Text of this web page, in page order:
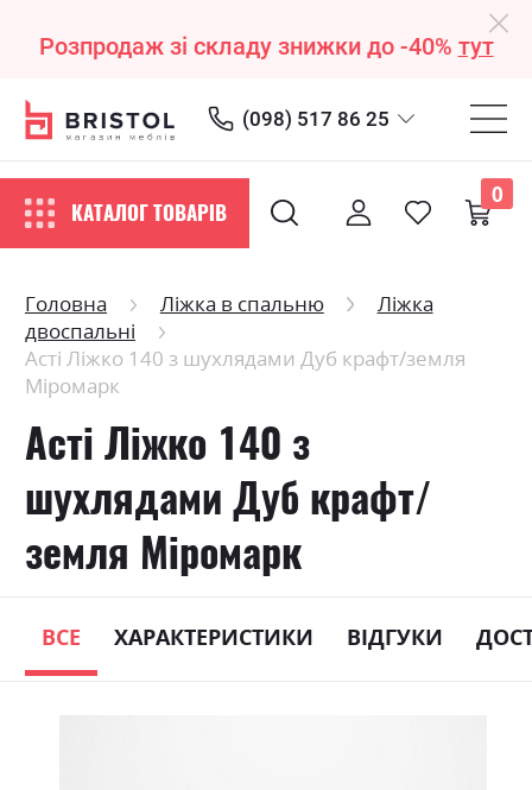
Розпродаж зі складу знижки до -40% тут
(098) 517 86 25
КАТАЛОГ ТОВАРІВ
0
Головна Ліжка в спальню
Ліжка
двоспальні
Асті Ліжко 140 з шухлядами Дуб крафт/земля
Міромарк
Асті Ліжко 140 з
шухлядами Дуб крафт/
земля Міромарк
ВСЕ ХАРАКТЕРИСТИКИ ВІДГУКИ